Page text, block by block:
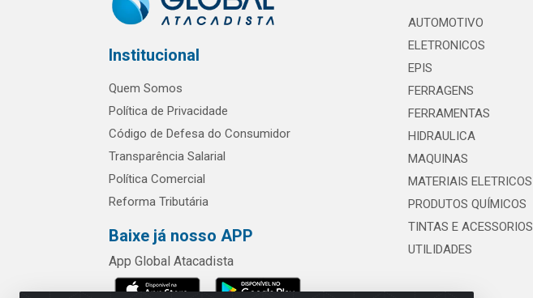
Institucional
Quem Somos
Política de Privacidade
Código de Defesa do Consumidor
Transparência Salarial
Política Comercial
Reforma Tributária
Baixe já nosso APP
App Global Atacadista
AUTOMOTIVO
ELETRONICOS
EPIS
FERRAGENS
FERRAMENTAS
HIDRAULICA
MAQUINAS
MATERIAIS ELETRICOS
PRODUTOS QUÍMICOS
TINTAS E ACESSORIOS
UTILIDADES